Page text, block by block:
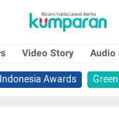
Video Story Audio
Awards